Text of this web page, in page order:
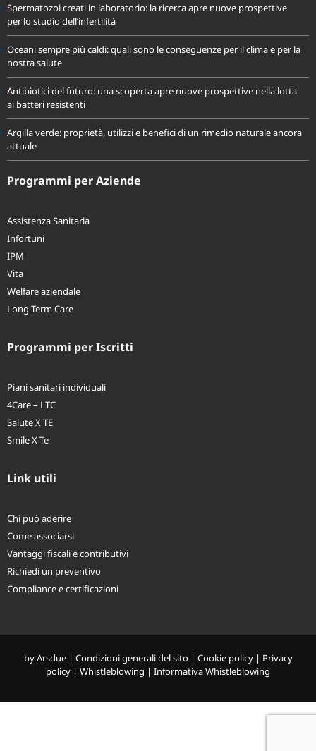
Spermatozoi creati in laboratorio: la ricerca apre nuove prospettive
per lo studio dell’infertilità
Oceani sempre più caldi: quali sono le conseguenze per il clima e per la
nostra salute
Antibiotici del futuro: una scoperta apre nuove prospettive nella lotta
ai batteri resistenti
Argilla verde: proprietà, utilizzi e benefici di un rimedio naturale ancora
attuale
Programmi per Aziende
Assistenza Sanitaria
Infortuni
IPM
Vita
Welfare aziendale
Long Term Care
Programmi per Iscritti
Piani sanitari individuali
4Care – LTC
Salute X TE
Smile X Te
Link utili
Chi può aderire
Come associarsi
Vantaggi fiscali e contributivi
Richiedi un preventivo
Compliance e certificazioni
byArsdue| Condizioni generali del sito| Cookie policy| Privacy
policy | Whistleblowing | Informativa Whistleblowing